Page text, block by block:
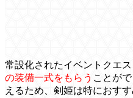
常設化されたイベントクエス
の装備一式をもらう ことが
えるため、剣姫は特におすす